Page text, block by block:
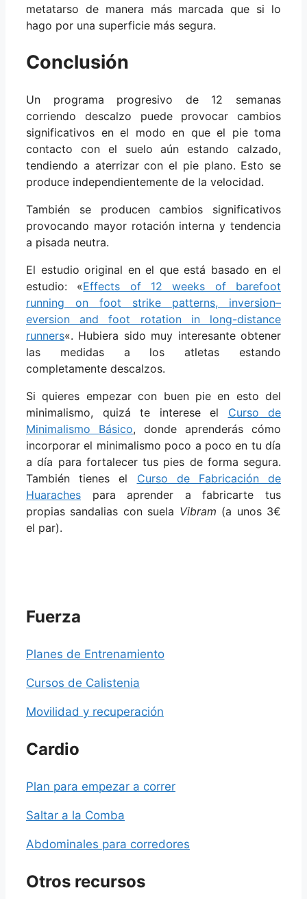
metatarso de manera más marcada que si lo
hago por una superficie más segura.
Conclusión
Un programa progresivo de 12 semanas
corriendo descalzo puede provocar cambios
significativos en el modo en que el pie toma
contacto con el suelo aún estando calzado,
tendiendo a aterrizar con el pie plano. Esto se
produce independientemente de la velocidad.
También se producen cambios significativos
provocando mayor rotación interna y tendencia
a pisada neutra.
El estudio original en el que está basado en el
estudio: «Effects of 12 weeks of barefoot
running on foot strike patterns, inversion–
eversion and foot rotation in long-distance
runners«. Hubiera sido muy interesante obtener
las medidas a los atletas estando
completamente descalzos.
Si quieres empezar con buen pie en esto del
minimalismo, quizá te interese el Curso de
Minimalismo Básico, donde aprenderás cómo
incorporar el minimalismo poco a poco en tu día
a día para fortalecer tus pies de forma segura.
También tienes el Curso de Fabricación de
Huaraches para aprender a fabricarte tus
propias sandalias con suela Vibram (a unos 3€
el par).
Fuerza
Planes de Entrenamiento
Cursos de Calistenia
Movilidad y recuperación
Cardio
Plan para empezar a correr
Saltar a la Comba
Abdominales para corredores
Otros recursos